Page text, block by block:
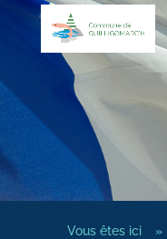
Vous êtes ici »